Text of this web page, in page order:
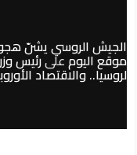
الجيش الروسي يشنّ
موقع اليومعلىرئيس
لروسيا.. والاقتصاد